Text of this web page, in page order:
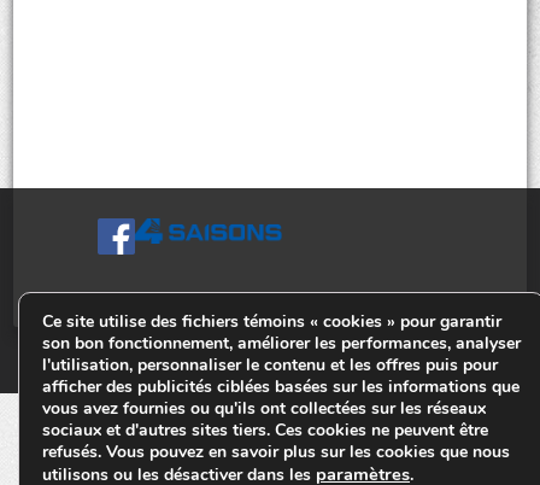
© Tiges 4 Saisons. Tous droits réservés 2013-2026.
Ce site utilise des fichiers témoins « cookies » pour garantir
son bon fonctionnement, améliorer les performances, analyser
l'utilisation, personnaliser le contenu et les offres puis pour
afficher des publicités ciblées basées sur les informations que
vous avez fournies ou qu'ils ont collectées sur les réseaux
sociaux et d'autres sites tiers. Ces cookies ne peuvent être
refusés. Vous pouvez en savoir plus sur les cookies que nous
utilisons ou les désactiver dans les paramètres.